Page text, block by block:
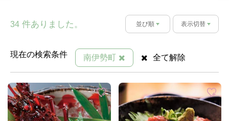
34 件ありました。 並び順 表示切替
現在の検索条件 南伊勢町 全て解除